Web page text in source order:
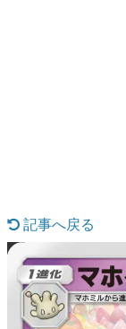
な
ゲー
具体
です
ゲ
記事へ戻る